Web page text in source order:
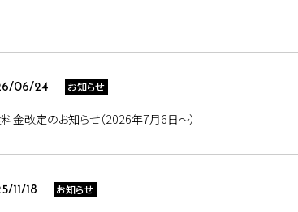
06/24 お知らせ
金改定のお知らせ（2026年7月6日～）
11/18 お知らせ